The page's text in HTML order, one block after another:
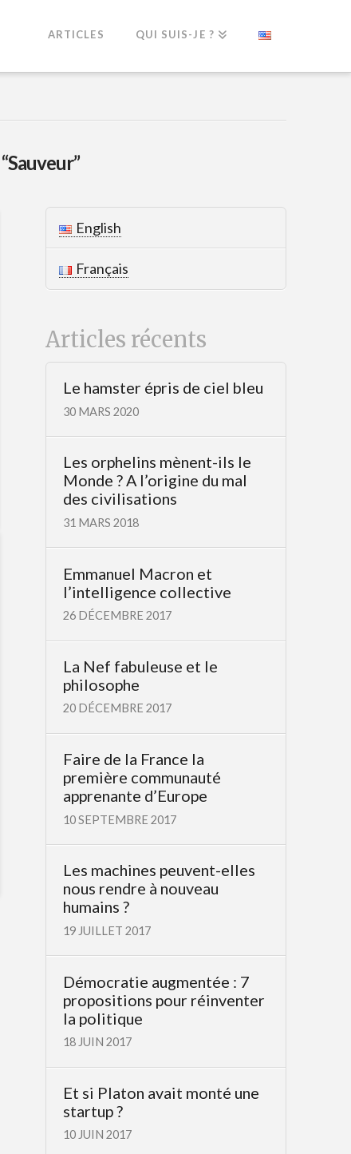
ARTICLES QUI SUIS-JE ?
“Sauveur”
English
Français
Articles récents
Le hamster épris de ciel bleu
30 MARS 2020
Les orphelins mènent-ils le
Monde ? A l’origine du mal
des civilisations
31 MARS 2018
Emmanuel Macron et
l’intelligence collective
26 DÉCEMBRE 2017
La Nef fabuleuse et le
philosophe
20 DÉCEMBRE 2017
Faire de la France la
première communauté
apprenante d’Europe
10 SEPTEMBRE 2017
Les machines peuvent-elles
nous rendre à nouveau
humains ?
19 JUILLET 2017
Démocratie augmentée : 7
propositions pour réinventer
la politique
18 JUIN 2017
Et si Platon avait monté une
startup ?
10 JUIN 2017